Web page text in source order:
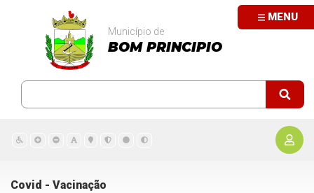
MENU
Município de
BOM PRINCIPIO
Covid - Vacinação